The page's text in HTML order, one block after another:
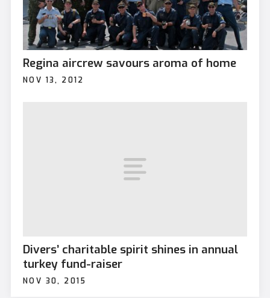
Regina aircrew savours aroma of home
NOV 13, 2012
Divers’ charitable spirit shines in annual
turkey fund-raiser
NOV 30, 2015